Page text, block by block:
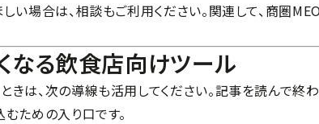
い場合は、相談もご利用ください。関連して、商圏
なる飲食店向けツール
きは、次の導線も活用してください。記事を読んで終
ための入り口です。